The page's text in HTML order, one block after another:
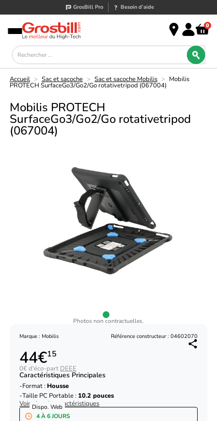
GrosBill Pro Besoin d’aide
0
Accueil > Sac et sacoche > Sac et sacoche Mobilis > Mobilis
PROTECH SurfaceGo3/Go2/Go rotativetripod (067004)
Mobilis PROTECH
SurfaceGo3/Go2/Go rotativetripod
(067004)
Photos non contractuelles.
Marque : Mobilis Référence constructeur : 04602070
44€15
0€ d'éco-part DEEE
Caractéristiques Principales
Format : Housse
Taille PC Portable : 10.2 pouces
Voir plus de caractéristiques
Dispo. Web
4 À 6 JOURS